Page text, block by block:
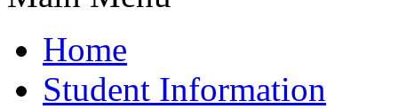
Home
Student Information